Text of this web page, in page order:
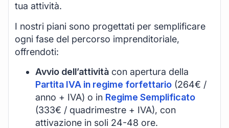
tua attività.
I nostri piani sono progettati per semplificare
ogni fase del percorso imprenditoriale,
offrendoti:
Avvio dell’attività con apertura della
Partita IVA in regime forfettario (264€ /
anno + IVA) o in Regime Semplificato
(333€ / quadrimestre + IVA), con
attivazione in soli 24-48 ore.